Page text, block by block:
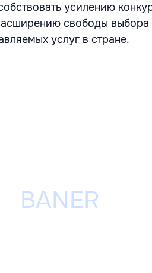
усилению
свободы выбора
услуг в стране.